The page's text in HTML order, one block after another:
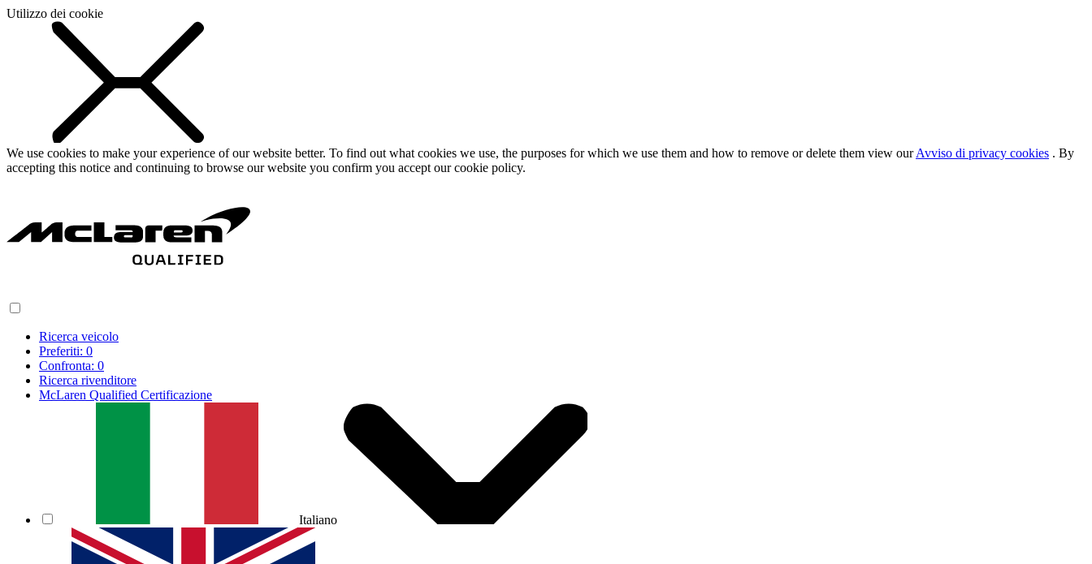
Utilizzo dei cookie
We use cookies to make your experience of our website better. To find out what cookies we use, the purposes for which we use them and how to remove or delete them view ourAvviso di privacy cookies . By
accepting this notice and continuing to browse our website you confirm you accept our cookie policy.
Ricerca veicolo
Preferiti: 0
Confronta: 0
Ricerca rivenditore
McLaren Qualified Certificazione
Italiano